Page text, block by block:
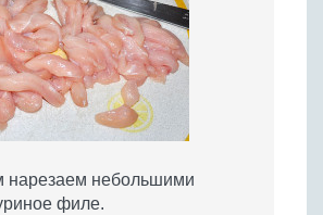
нарезаем небольшими
филе.